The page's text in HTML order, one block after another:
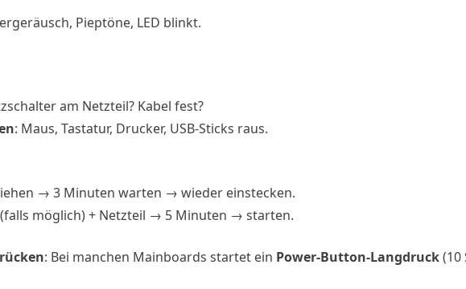
Pieptöne, LED blinkt.
am Netzteil? Kabel fest?
: Maus, Tastatur, Drucker, USB-Sticks raus.
→ 3 Minuten warten → wieder einstecken.
möglich) + Netzteil → 5 Minuten → starten.
: Bei manchen Mainboards startet ein Power-Button-Langdruck(10